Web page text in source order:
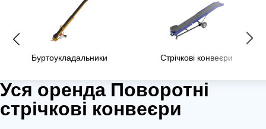
Буртоукладальники Стрічкові конвеєри
Уся оренда Поворотні
стрічкові конвеєри